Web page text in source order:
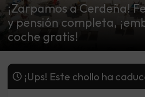
¡Zarpamos a Cerdeña!
y pensión completa,
coche gratis!
¡Ups! Este chollo ha